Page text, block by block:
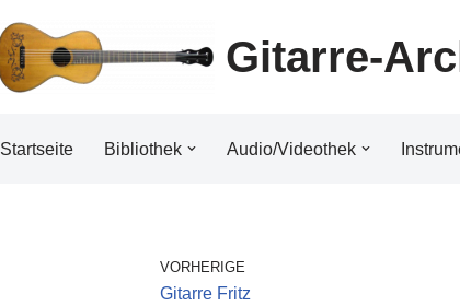
Gitarre-
Startseite Bibliothek Audio/Videothek
VORHERIGE
Gitarre Fritz